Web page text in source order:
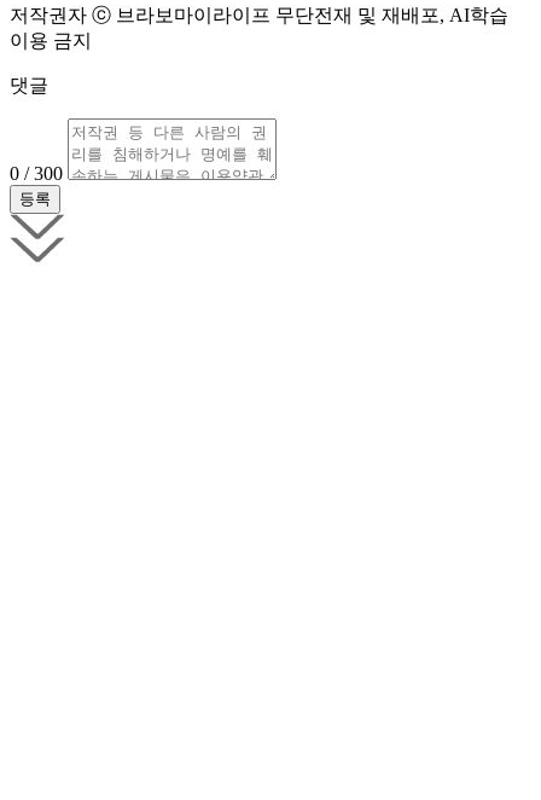
저작권자 ⓒ 브라보마이라이프 무단전재 및 재배포, AI학습
이용 금지
댓글
0 / 300